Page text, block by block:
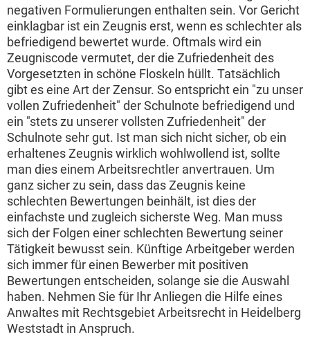
negativen Formulierungen enthalten sein. Vor Gericht
einklagbar ist ein Zeugnis erst, wenn es schlechter als
befriedigend bewertet wurde. Oftmals wird ein
Zeugniscode vermutet, der die Zufriedenheit des
Vorgesetzten in schöne Floskeln hüllt. Tatsächlich
gibt es eine Art der Zensur. So entspricht ein "zu unser
vollen Zufriedenheit" der Schulnote befriedigend und
ein "stets zu unserer vollsten Zufriedenheit" der
Schulnote sehr gut. Ist man sich nicht sicher, ob ein
erhaltenes Zeugnis wirklich wohlwollend ist, sollte
man dies einem Arbeitsrechtler anvertrauen. Um
ganz sicher zu sein, dass das Zeugnis keine
schlechten Bewertungen beinhält, ist dies der
einfachste und zugleich sicherste Weg. Man muss
sich der Folgen einer schlechten Bewertung seiner
Tätigkeit bewusst sein. Künftige Arbeitgeber werden
sich immer für einen Bewerber mit positiven
Bewertungen entscheiden, solange sie die Auswahl
haben. Nehmen Sie für Ihr Anliegen die Hilfe eines
Anwaltes mit Rechtsgebiet Arbeitsrecht in Heidelberg
Weststadt in Anspruch.